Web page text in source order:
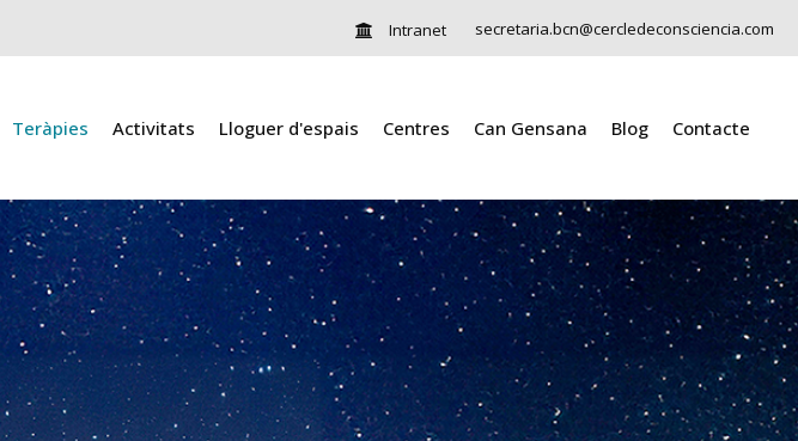
Intranet secretaria.bcn@cercledeconsciencia.com
Teràpies Activitats Lloguer d'espais Centres Can Gensana Blog Contacte